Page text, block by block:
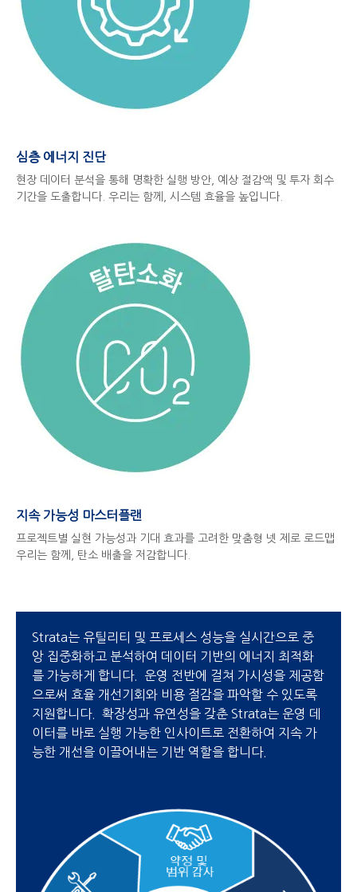
심층 에너지 진단
현장 데이터 분석을 통해 명확한 실행 방안, 예상 절감액 및 투자 회수
기간을 도출합니다. 우리는 함께, 시스템 효율을 높입니다.
지속 가능성 마스터플랜
프로젝트별 실현 가능성과 기대 효과를 고려한 맞춤형 넷 제로 로드맵
우리는 함께, 탄소 배출을 저감합니다.
Strata는 유틸리티 및 프로세스 성능을 실시간으로 중
앙 집중화하고 분석하여 데이터 기반의 에너지 최적화
를 가능하게 합니다. 운영 전반에 걸쳐 가시성을 제공함
으로써 효율 개선기회와 비용 절감을 파악할 수 있도록
지원합니다. 확장성과 유연성을 갖춘 Strata는 운영 데
이터를 바로 실행 가능한 인사이트로 전환하여 지속 가
능한 개선을 이끌어내는 기반 역할을 합니다.